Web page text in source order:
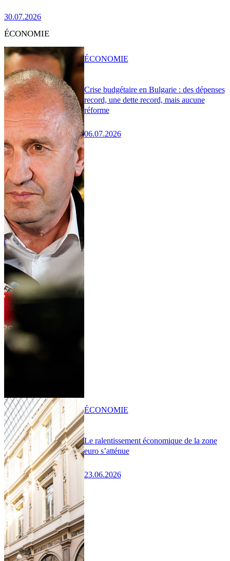
30.07.2026
ÉCONOMIE
Crise budgétaire en Bulgarie : des dépenses
record, une dette record, mais aucune
réforme
06.07.2026
ÉCONOMIE
Le ralentissement économique de la zone
euro s’atténue
23.06.2026
ÉCONOMIE